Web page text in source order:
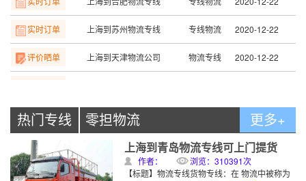
实时订单 上海到苏州物流专线 专线物流 2020-12-22
评价晒单 上海到天津物流公司 物流专线 2020-12-22
评价晒单 上海到长沙物流公司 物流专线 2020-12-22
评价晒单 上海到南昌物流公司 2020-12-22
评价晒单 上海到宁波物流公司 物流专线 2020-12-22
评价晒单 上海到温州物流公司 物流专线 2020-12-22
热门专线 零担物流 更多+
上海到青岛物流专线可上门提货
作者：
浏览：310391次
【标题】物流专线货物专线：在 物流中被称为